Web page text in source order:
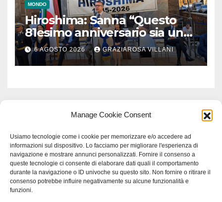
Manage Cookie Consent
Usiamo tecnologie come i cookie per memorizzare e/o accedere ad
informazioni sul dispositivo. Lo facciamo per migliorare l'esperienza di
navigazione e mostrare annunci personalizzati. Fornire il consenso a
queste tecnologie ci consente di elaborare dati quali il comportamento
durante la navigazione o ID univoche su questo sito. Non fornire o ritirare il
consenso potrebbe influire negativamente su alcune funzionalità e
funzioni.
MONDO
Hiroshima: Sanna “Questo
81esimo anniversario sia un
monito per tutti”
6 AGOSTO 2026 GRAZIAROSA VILLANI